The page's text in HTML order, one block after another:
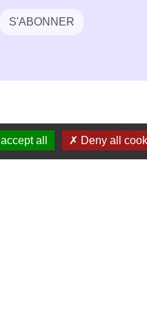
S'ABONNER
all Deny all